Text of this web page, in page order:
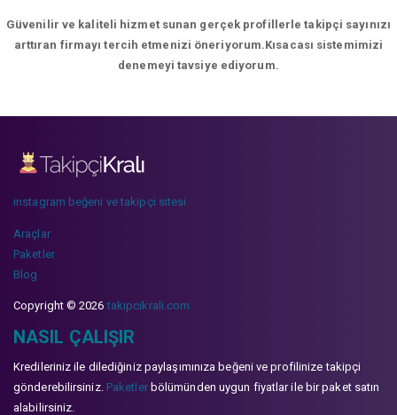
Güvenilir ve kaliteli hizmet sunan gerçek profillerle takipçi sayınızı
arttıran firmayı tercih etmenizi öneriyorum.Kısacası sistemimizi
denemeyi tavsiye ediyorum.
instagram beğeni ve takipçi sitesi
Araçlar
Paketler
Blog
Copyright © 2026takipcikrali.com
NASIL ÇALIŞIR
Kredileriniz ile dilediğiniz paylaşımınıza beğeni ve profilinize takipçi
gönderebilirsiniz. Paketlerbölümünden uygun fiyatlar ile bir paket satın
alabilirsiniz.